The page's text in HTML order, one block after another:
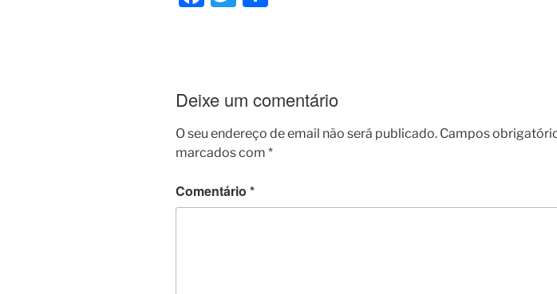
b
o
Deixe um comentário
O seu endereço de email não será publicado. Campos
marcados com *
Comentário *